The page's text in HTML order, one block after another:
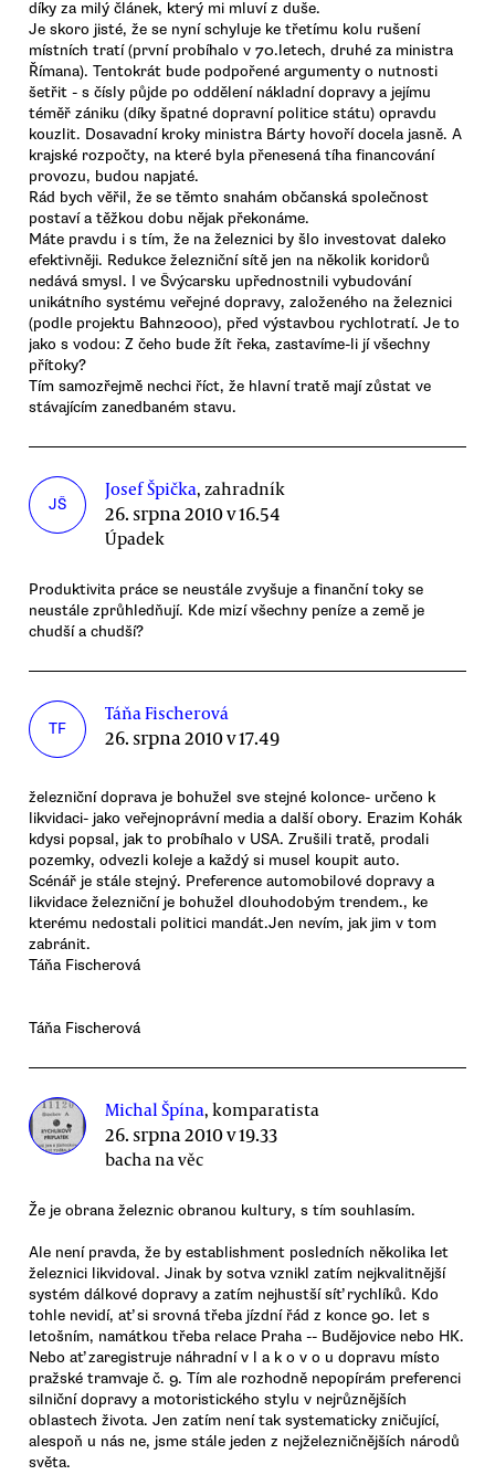
díky za milý článek, který mi mluví z duše.
Je skoro jisté, že se nyní schyluje ke třetímu kolu rušení
místních tratí (první probíhalo v 70.letech, druhé za ministra
Římana). Tentokrát bude podpořené argumenty o nutnosti
šetřit - s čísly půjde po oddělení nákladní dopravy a jejímu
téměř zániku (díky špatné dopravní politice státu) opravdu
kouzlit. Dosavadní kroky ministra Bárty hovoří docela jasně. A
krajské rozpočty, na které byla přenesená tíha financování
provozu, budou napjaté.
Rád bych věřil, že se těmto snahám občanská společnost
postaví a těžkou dobu nějak překonáme.
Máte pravdu i s tím, že na železnici by šlo investovat daleko
efektivněji. Redukce železniční sítě jen na několik koridorů
nedává smysl. I ve Švýcarsku upřednostnili vybudování
unikátního systému veřejné dopravy, založeného na železnici
(podle projektu Bahn2000), před výstavbou rychlotratí. Je to
jako s vodou: Z čeho bude žít řeka, zastavíme-li jí všechny
přítoky?
Tím samozřejmě nechci říct, že hlavní tratě mají zůstat ve
stávajícím zanedbaném stavu.
JŠ
Josef Špička, zahradník
26. srpna 2010 v 16.54
Úpadek
Produktivita práce se neustále zvyšuje a finanční toky se
neustále zprůhledňují. Kde mizí všechny peníze a země je
chudší a chudší?
TF
Táňa Fischerová
26. srpna 2010 v 17.49
železniční doprava je bohužel sve stejné kolonce- určeno k
likvidaci- jako veřejnoprávní media a další obory. Erazim Kohák
kdysi popsal, jak to probíhalo v USA. Zrušili tratě, prodali
pozemky, odvezli koleje a každý si musel koupit auto.
Scénář je stále stejný. Preference automobilové dopravy a
likvidace železniční je bohužel dlouhodobým trendem., ke
kterému nedostali politici mandát.Jen nevím, jak jim v tom
zabránit.
Táňa Fischerová
Táňa Fischerová
Michal Špína, komparatista
26. srpna 2010 v 19.33
bacha na věc
Že je obrana železnic obranou kultury, s tím souhlasím.
Ale není pravda, že by establishment posledních několika let
železnici likvidoval. Jinak by sotva vznikl zatím nejkvalitnější
systém dálkové dopravy a zatím nejhustší síť rychlíků. Kdo
tohle nevidí, ať si srovná třeba jízdní řád z konce 90. let s
letošním, namátkou třeba relace Praha -- Budějovice nebo HK.
Nebo ať zaregistruje náhradní v l a k o v o u dopravu místo
pražské tramvaje č. 9. Tím ale rozhodně nepopírám preferenci
silniční dopravy a motoristického stylu v nejrůznějších
oblastech života. Jen zatím není tak systematicky zničující,
alespoň u nás ne, jsme stále jeden z nejželezničnějších národů
světa.